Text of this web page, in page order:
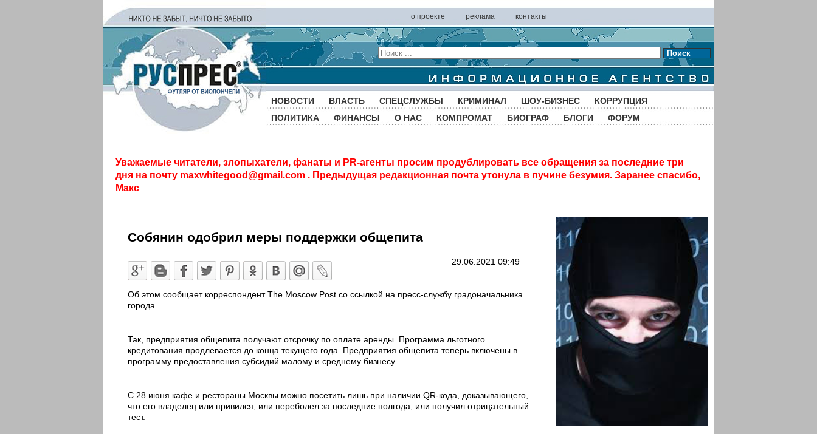
о проекте реклама контакты
Поиск
НОВОСТИ ВЛАСТЬ СПЕЦСЛУЖБЫ КРИМИНАЛ ШОУ-БИЗНЕС
КОРРУПЦИЯ
ПОЛИТИКА
ФИНАНСЫ О НАС КОМПРОМАТ БИОГРАФ БЛОГИ ФОРУМ
Уважаемые читатели, злопыхатели, фанаты и PR-агенты просим продублировать все обращения за последние три
дня на почту maxwhitegood@gmail.com . Предыдущая редакционная почта утонула в пучине безумия. Заранее спасибо,
Макс
Собянин одобрил меры поддержки общепита
29.06.2021 09:49
Об этом сообщает корреспондент The Moscow Post со ссылкой на пресс-службу градоначальника
города.
Так, предприятия общепита получают отсрочку по оплате аренды. Программа льготного
кредитования продлевается до конца текущего года. Предприятия общепита теперь включены в
программу предоставления субсидий малому и среднему бизнесу.
С 28 июня кафе и рестораны Москвы можно посетить лишь при наличии QR-кода, доказывающего,
что его владелец или привился, или переболел за последние полгода, или получил отрицательный
тест.